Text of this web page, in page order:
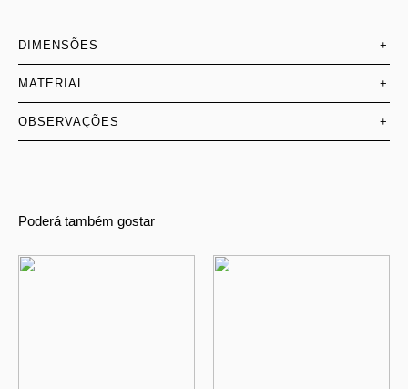
DIMENSÕES +
MATERIAL +
OBSERVAÇÕES +
Poderá também gostar